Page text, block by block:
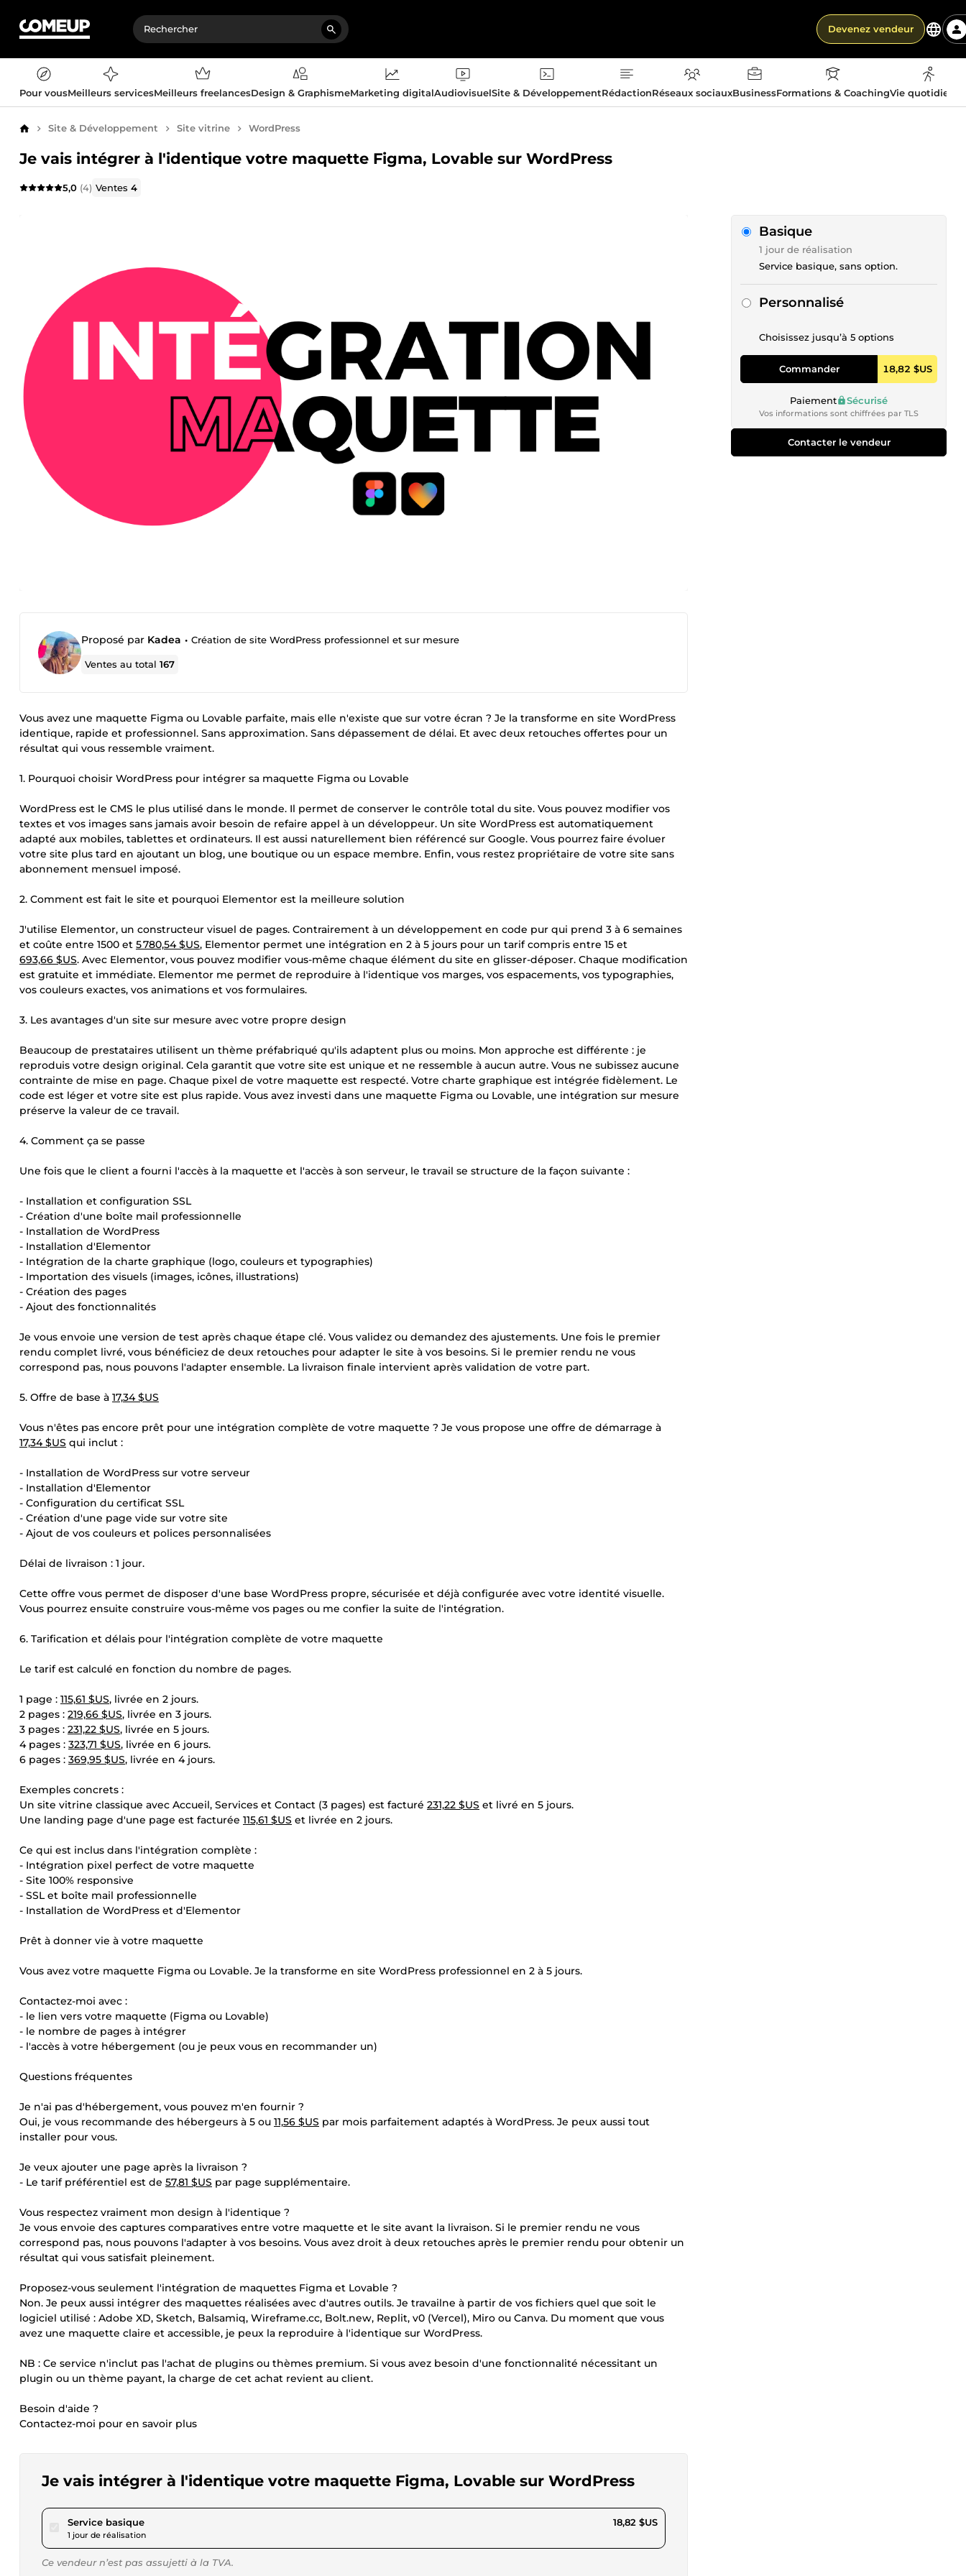
Devenez vendeur
Pour vousMeilleurs servicesMeilleurs freelancesDesign & GraphismeMarketing digitalAudiovisuelSite & DéveloppementRédactionRéseaux sociauxBusinessFormations & CoachingVie
AccueilSite & Développement Site vitrine WordPress
Je vais intégrer à l'identique votre maquette Figma, Lovable sur WordPress
5,0 (4) Ventes4
Proposé par Kadea • Création de site WordPress professionnel et sur mesure
Ventes au total167
Vous avez une maquette Figma ou Lovable parfaite, mais elle n'existe que sur votre écran ? Je la transforme en site WordPress
identique, rapide et professionnel. Sans approximation. Sans dépassement de délai. Et avec deux retouches offertes pour un
résultat qui vous ressemble vraiment.
1. Pourquoi choisir WordPress pour intégrer sa maquette Figma ou Lovable
WordPress est le CMS le plus utilisé dans le monde. Il permet de conserver le contrôle total du site. Vous pouvez modifier vos
textes et vos images sans jamais avoir besoin de refaire appel à un développeur. Un site WordPress est automatiquement
adapté aux mobiles, tablettes et ordinateurs. Il est aussi naturellement bien référencé sur Google. Vous pourrez faire évoluer
votre site plus tard en ajoutant un blog, une boutique ou un espace membre. Enfin, vous restez propriétaire de votre site sans
abonnement mensuel imposé.
2. Comment est fait le site et pourquoi Elementor est la meilleure solution
J'utilise Elementor, un constructeur visuel de pages. Contrairement à un développement en code pur qui prend 3 à 6 semaines
et coûte entre 1500 et 5 780,54 $US, Elementor permet une intégration en 2 à 5 jours pour un tarif compris entre 15 et
693,66 $US. Avec Elementor, vous pouvez modifier vous-même chaque élément du site en glisser-déposer. Chaque modification
est gratuite et immédiate. Elementor me permet de reproduire à l'identique vos marges, vos espacements, vos typographies,
vos couleurs exactes, vos animations et vos formulaires.
3. Les avantages d'un site sur mesure avec votre propre design
Beaucoup de prestataires utilisent un thème préfabriqué qu'ils adaptent plus ou moins. Mon approche est différente : je
reproduis votre design original. Cela garantit que votre site est unique et ne ressemble à aucun autre. Vous ne subissez aucune
contrainte de mise en page. Chaque pixel de votre maquette est respecté. Votre charte graphique est intégrée fidèlement. Le
code est léger et votre site est plus rapide. Vous avez investi dans une maquette Figma ou Lovable, une intégration sur mesure
préserve la valeur de ce travail.
4. Comment ça se passe
Une fois que le client a fourni l'accès à la maquette et l'accès à son serveur, le travail se structure de la façon suivante :
- Installation et configuration SSL
- Création d'une boîte mail professionnelle
- Installation de WordPress
- Installation d'Elementor
- Intégration de la charte graphique (logo, couleurs et typographies)
- Importation des visuels (images, icônes, illustrations)
- Création des pages
- Ajout des fonctionnalités
Je vous envoie une version de test après chaque étape clé. Vous validez ou demandez des ajustements. Une fois le premier
rendu complet livré, vous bénéficiez de deux retouches pour adapter le site à vos besoins. Si le premier rendu ne vous
correspond pas, nous pouvons l'adapter ensemble. La livraison finale intervient après validation de votre part.
5. Offre de base à 17,34 $US
Vous n'êtes pas encore prêt pour une intégration complète de votre maquette ? Je vous propose une offre de démarrage à
17,34 $US qui inclut :
- Installation de WordPress sur votre serveur
- Installation d'Elementor
- Configuration du certificat SSL
- Création d'une page vide sur votre site
- Ajout de vos couleurs et polices personnalisées
Délai de livraison : 1 jour.
Cette offre vous permet de disposer d'une base WordPress propre, sécurisée et déjà configurée avec votre identité visuelle.
Vous pourrez ensuite construire vous-même vos pages ou me confier la suite de l'intégration.
6. Tarification et délais pour l'intégration complète de votre maquette
Le tarif est calculé en fonction du nombre de pages.
1 page : 115,61 $US, livrée en 2 jours.
2 pages : 219,66 $US, livrée en 3 jours.
3 pages : 231,22 $US, livrée en 5 jours.
4 pages : 323,71 $US, livrée en 6 jours.
6 pages : 369,95 $US, livrée en 4 jours.
Exemples concrets :
Un site vitrine classique avec Accueil, Services et Contact (3 pages) est facturé 231,22 $US et livré en 5 jours.
Une landing page d'une page est facturée 115,61 $US et livrée en 2 jours.
Ce qui est inclus dans l'intégration complète :
- Intégration pixel perfect de votre maquette
- Site 100% responsive
- SSL et boîte mail professionnelle
- Installation de WordPress et d'Elementor
Prêt à donner vie à votre maquette
Vous avez votre maquette Figma ou Lovable. Je la transforme en site WordPress professionnel en 2 à 5 jours.
Contactez-moi avec :
- le lien vers votre maquette (Figma ou Lovable)
- le nombre de pages à intégrer
- l'accès à votre hébergement (ou je peux vous en recommander un)
Questions fréquentes
Je n'ai pas d'hébergement, vous pouvez m'en fournir ?
Oui, je vous recommande des hébergeurs à 5 ou 11,56 $US par mois parfaitement adaptés à WordPress. Je peux aussi tout
installer pour vous.
Je veux ajouter une page après la livraison ?
- Le tarif préférentiel est de 57,81 $US par page supplémentaire.
Vous respectez vraiment mon design à l'identique ?
Je vous envoie des captures comparatives entre votre maquette et le site avant la livraison. Si le premier rendu ne vous
correspond pas, nous pouvons l'adapter à vos besoins. Vous avez droit à deux retouches après le premier rendu pour obtenir un
résultat qui vous satisfait pleinement.
Proposez-vous seulement l'intégration de maquettes Figma et Lovable ?
Non. Je peux aussi intégrer des maquettes réalisées avec d'autres outils. Je travailne à partir de vos fichiers quel que soit le
logiciel utilisé : Adobe XD, Sketch, Balsamiq, Wireframe.cc, Bolt.new, Replit, v0 (Vercel), Miro ou Canva. Du moment que vous
avez une maquette claire et accessible, je peux la reproduire à l'identique sur WordPress.
NB : Ce service n'inclut pas l'achat de plugins ou thèmes premium. Si vous avez besoin d'une fonctionnalité nécessitant un
plugin ou un thème payant, la charge de cet achat revient au client.
Besoin d'aide ?
Contactez-moi pour en savoir plus
Je vais intégrer à l'identique votre maquette Figma, Lovable sur WordPress
Service basiquepour 17,34 $US
1 jour de réalisation
18,82 $US
Ce vendeur n’est pas assujetti à la TVA.
Basique
1 jour de réalisation
Service basique, sans option.
Personnalisé
Choisissez jusqu’à 5 options
Commander 18,82 $US
Paiement Sécurisé
Vos informations sont chiffrées par TLS
Contacter le vendeur